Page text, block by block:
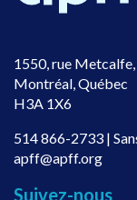
1550, rue
Montréal, Québec
H3A 1X6
514 866-2733 |
apff@apff.org
Suivez-nous